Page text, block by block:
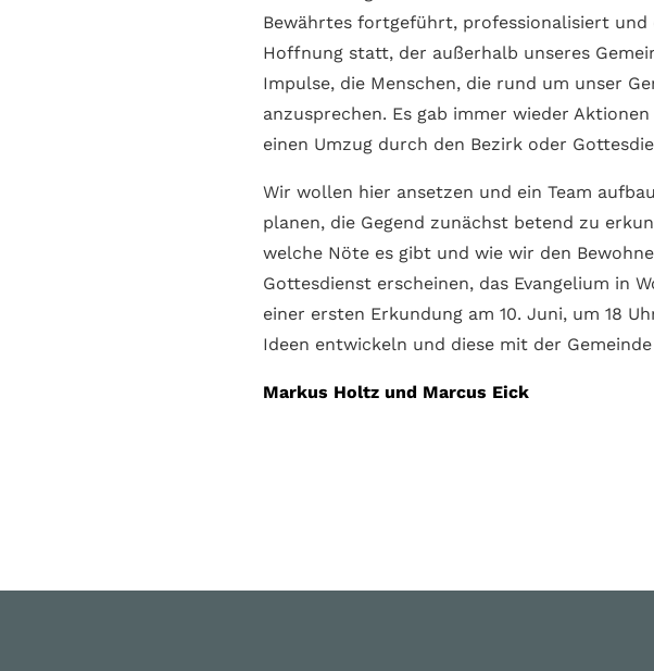
Bewährtes fortgeführt, professionalisiert und
Hoffnung statt, der außerhalb unseres
Impulse, die Menschen, die rund um unser
anzusprechen. Es gab immer wieder
einen Umzug durch den Bezirk oder
Wir wollen hier ansetzen und ein Team
planen, die Gegend zunächst betend zu
welche Nöte es gibt und wie wir den
Gottes­dienst erscheinen, das Evangelium in
einer ersten Erkundung am 10. Juni, um 18
Ideen entwickeln und diese mit der
Markus Holtz und Marcus Eick